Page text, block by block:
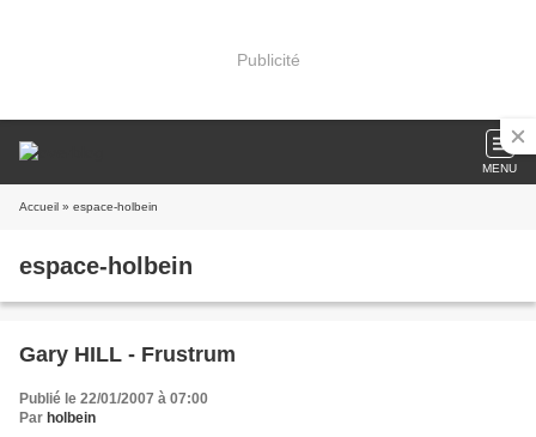
Publicité
MENU
Accueil » espace-holbein
espace-holbein
Gary HILL - Frustrum
Publié le 22/01/2007 à 07:00
Par holbein